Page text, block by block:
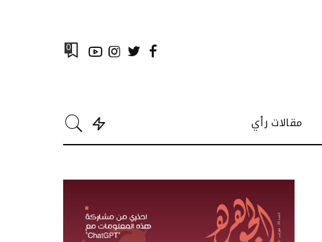
0
مقالات رأي